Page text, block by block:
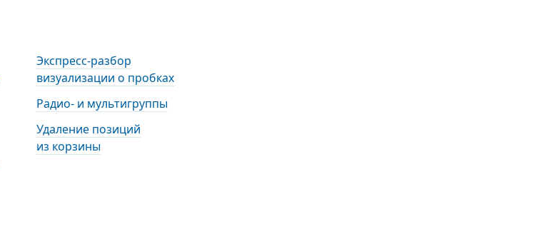
Экспресс-разбор
визуализации о пробках
Радио- и мультигруппы
Удаление позиций
из корзины